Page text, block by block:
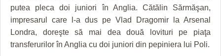
FOTBAL JUDETEAN
ALTE SPORTURI
DOSARELE DEBANAT
ETICA LUCIDITĂȚII ASISTATE
TIMP LIBER ȘI CULTURĂ
TIMP LIBER
ECONOMIC
putea pleca doi juniori în Anglia. Cătălin Sărmăşan,
impresarul care l-a dus pe Vlad Dragomir la Arsenal
Londra, doreşte să mai dea două lovituri pe piaţa
transferurilor în Anglia cu doi juniori din pepiniera lui Poli.